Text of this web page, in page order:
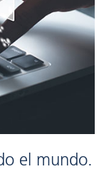
el mundo.